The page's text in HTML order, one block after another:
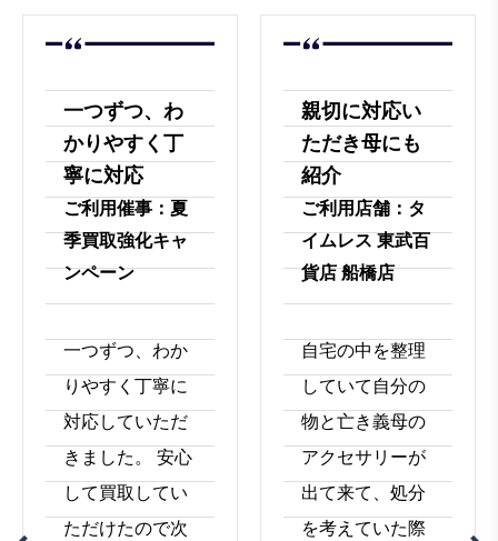
従事しております。 クーリング・オフ申請のみ
室」にてお伺いさせて頂きますので、ご不明
点・ご不安点があればご相談ください。 クーリ
ングオフをご希望の際は担当店舗か、tel:0120-
972-798もしくは、 info@timeless-co.com
絡ください。
生年月日・連絡先・委任者との続柄
※委任状は依頼者様の自署にてお願いいたしま
す。
(2) 代理人（依頼を受けたお客様）の本人確認書
類
(3) 委任者（依頼主様）の印鑑登録証明書（3ヶ
※200万以上の貴金属買取の場合は、追加で委任
必要になります。
「補完書類」 → 納税証明書、社会保険料領収
書、公共料金領収書、官公庁発行書類等（3ヶ月
以内）
一つずつ、わ
かりやすく丁
寧に対応
ご利用催事：夏
季買取強化キャ
ンペーン
一つずつ、わか
りやすく丁寧に
対応していただ
きました。 安心
して買取してい
ただけたので次
親切に対応い
ただき母にも
紹介
ご利用店舗：タ
イムレス 東武百
貨店 船橋店
自宅の中を整理
していて自分の
物と亡き義母の
アクセサリーが
出て来て、処分
を考えていた際